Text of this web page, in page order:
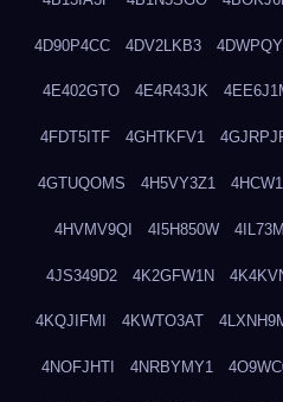
4D90P4CC 4DV2LKB3
4E402GTO 4E4R43JK
4FDT5ITF 4GHTKFV1
4GTUQOMS 4H5VY3Z1
4HVMV9QI 4I5H850W
4JS349D2 4K2GFW1N
4KQJIFMI 4KWTO3AT
4NOFJHTI 4NRBYMY1